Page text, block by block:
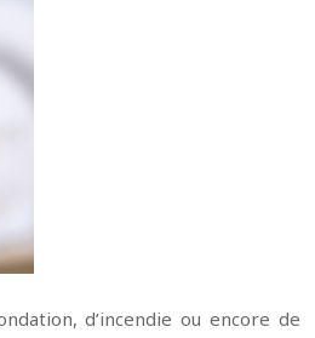
d’incendie ou encore de